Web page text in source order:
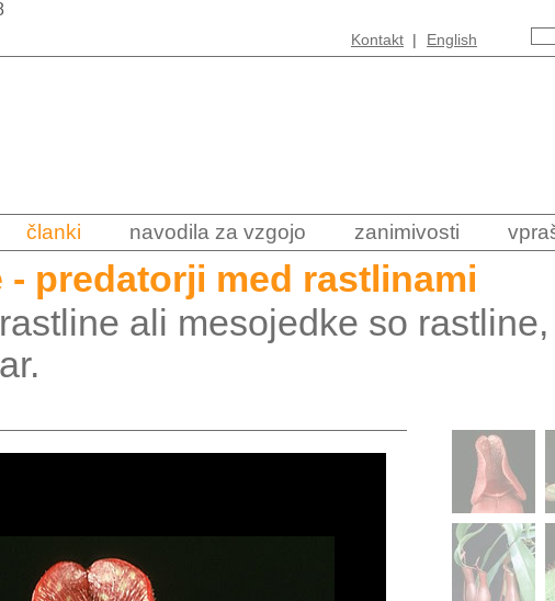
Kontakt | English
članki navodila za vzgojo zanimivosti
- predatorji med rastlinami
ali mesojedke so